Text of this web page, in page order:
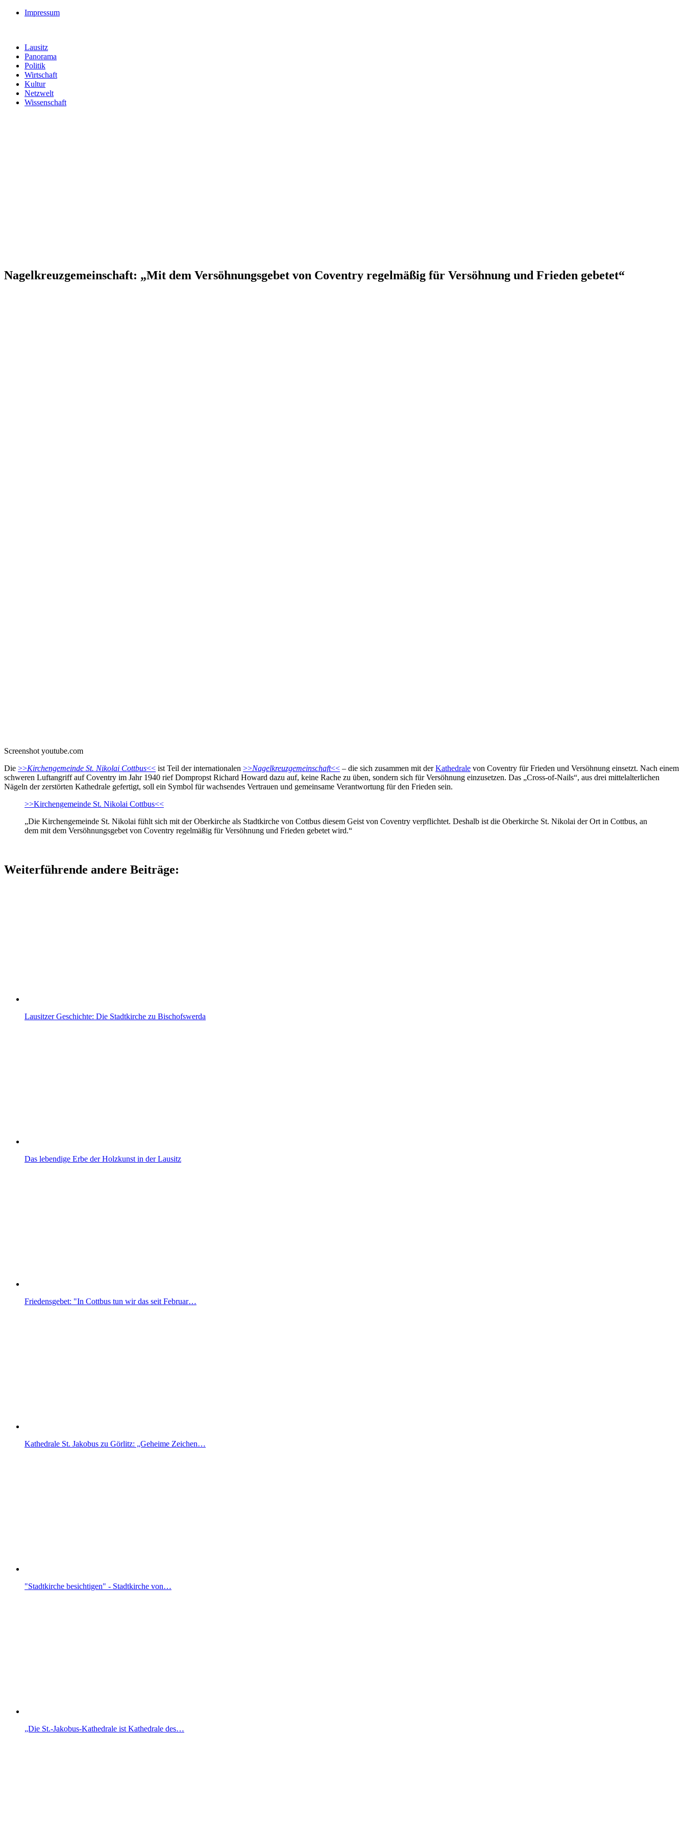
Impressum
Lausitz
Panorama
Politik
Wirtschaft
Kultur
Netzwelt
Wissenschaft
Nagelkreuzgemeinschaft: „Mit dem Versöhnungsgebet von Coventry regelmäßig für Versöhnung und Frieden gebetet“
Screenshot youtube.com
Die >>Kirchengemeinde St. Nikolai Cottbus<< ist Teil der internationalen >>Nagelkreuzgemeinschaft<< – die sich zusammen mit derKathedrale von Coventry für Frieden und Versöhnung einsetzt. Nach einem
schweren Luftangriff auf Coventry im Jahr 1940 rief Dompropst Richard Howard dazu auf, keine Rache zu üben, sondern sich für Versöhnung einzusetzen. Das „Cross-of-Nails“, aus drei mittelalterlichen
Nägeln der zerstörten Kathedrale gefertigt, soll ein Symbol für wachsendes Vertrauen und gemeinsame Verantwortung für den Frieden sein.
>>Kirchengemeinde St. Nikolai Cottbus<<
„Die Kirchengemeinde St. Nikolai fühlt sich mit der Oberkirche als Stadtkirche von Cottbus diesem Geist von Coventry verpflichtet. Deshalb ist die Oberkirche St. Nikolai der Ort in Cottbus, an
dem mit dem Versöhnungsgebet von Coventry regelmäßig für Versöhnung und Frieden gebetet wird.“
Weiterführende andere Beiträge:
Lausitzer Geschichte: Die Stadtkirche zu Bischofswerda
Das lebendige Erbe der Holzkunst in der Lausitz
Friedensgebet: "In Cottbus tun wir das seit Februar…
Kathedrale St. Jakobus zu Görlitz: „Geheime Zeichen…
"Stadtkirche besichtigen" - Stadtkirche von…
„Die St.-Jakobus-Kathedrale ist Kathedrale des…